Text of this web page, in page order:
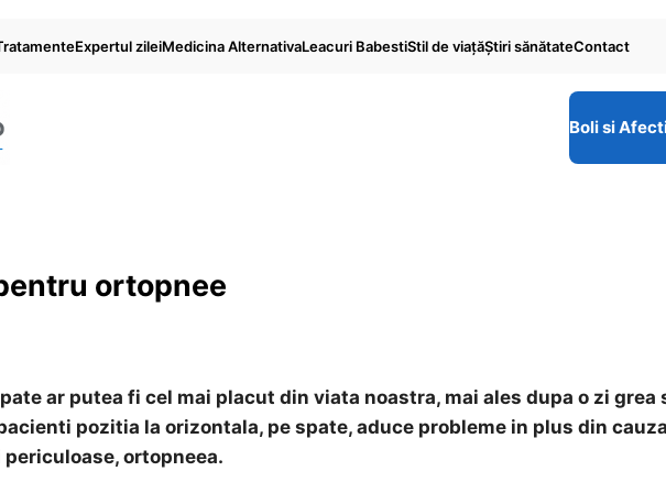
Expertul zileiMedicina AlternativaLeacuri BabestiStil de viaţăŞtiri sănătateContact
Boli si
ortopnee
ar putea fi cel mai placut din viata noastra, mai ales dupa o zi grea
pozitia la orizontala, pe spate, aduce probleme in plus din cauza
ortopneea.